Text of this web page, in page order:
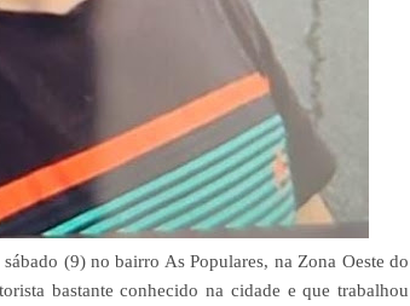
(9) no bairro As Populares, na Zona Oeste do
bastante conhecido na cidade e que trabalhou